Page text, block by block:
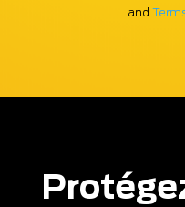
and